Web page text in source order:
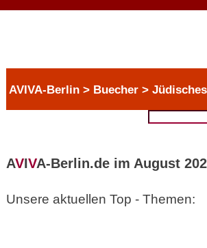
AVIVA-Berlin > Buecher >
AVIVA-Berlin.de im August
Unsere aktuellen Top - Themen: